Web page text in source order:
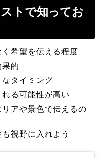
トで知ってお
希望を伝える程度
果的
タイミング
る可能性が高い
アや景色で伝えるの
視野に入れよう